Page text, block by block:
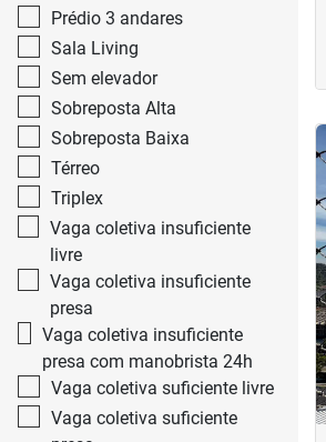
Prédio 3 andares
Sala Living
Sem elevador
Sobreposta Alta
Sobreposta Baixa
Térreo
Triplex
Vaga coletiva insuficiente
livre
Vaga coletiva insuficiente
presa
Vaga coletiva insuficiente
presa com manobrista 24h
Vaga coletiva suficiente livre
Vaga coletiva suficiente
<